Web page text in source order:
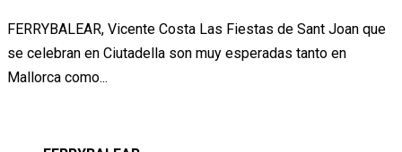
FERRYBALEAR, Vicente Costa Las Fiestas de Sant Joan que
se celebran en Ciutadella son muy esperadas tanto en
Mallorca como...